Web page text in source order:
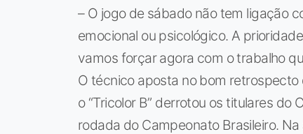
– O jogo de sábado não tem ligação
emocional ou psicológico. A
vamos forçar agora com o trabalho
O técnico aposta no bom
o “Tricolor B” derrotou os titulares do
rodada do Campeonato Brasileiro.